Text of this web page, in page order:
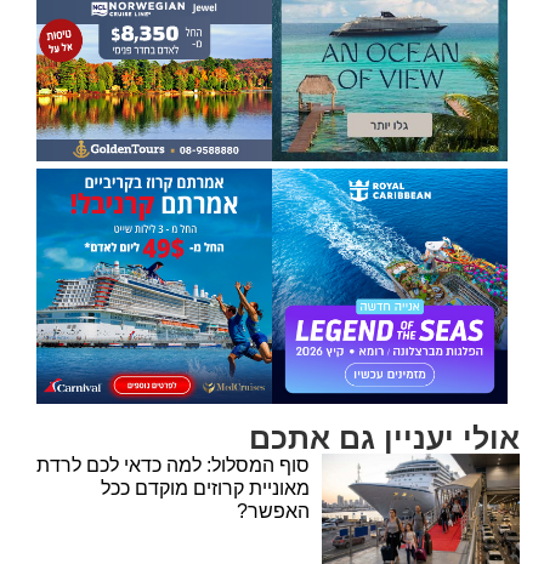
אולי יעניין גם אתכם
סוף המסלול: למה כדאי לכם לרדת
מאוניית קרוזים מוקדם ככל
האפשר?